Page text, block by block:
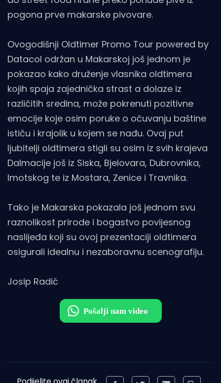
pogona prve makarske pivovare.
Ovogodišnji Oldtimer Promo Tour powered by
Datacol održan u Makarskoj još jednom je
pokazao kako druženje vlasnika oldtimera
kojih spaja zajednička strast a dolaze iz
različitih sredina, može pokrenuti pozitivne
emocije koje osim poruke o očuvanju baštine
ističu i krajolik u kojem se nađu. Ovaj put
ljubitelji oldtimera stigli su osim iz svih krajeva
Dalmacije još iz Siska, Bjelovara, Dubrovnika,
Imotskog te iz Mostara, Zenice i Travnika.
Tako je Makarska pokazala još jednom svu
raznolikost prirode i bogastvo povijesnog
naslijeđa koji su ovoj prezentaciji oldtimera
osigurali idealnu i nezaboravnu scenografiju.
Josip Radić